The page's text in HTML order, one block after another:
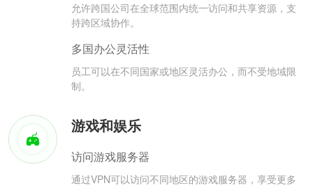
允许跨国公司在全球范围内统一访问和共享资源，支
持跨区域协作。
多国办公灵活性
员工可以在不同国家或地区灵活办公，而不受地域限
制。
游戏和娱乐
访问游戏服务器
通过VPN可以访问不同地区的游戏服务器，享受更多